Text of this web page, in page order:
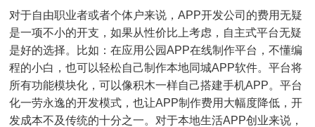
对于自由职业者或者个体户来说，APP开发公司的费用无疑
是一项不小的开支，如果从性价比上考虑，自主式平台无疑
是好的选择。比如：在应用公园APP在线制作平台，不懂编
程的小白，也可以轻松自己制作本地同城APP软件。平台将
所有功能模块化，可以像积木一样自己搭建手机APP。平台
化一劳永逸的开发模式，也让APP制作费用大幅度降低，开
发成本不及传统的十分之一。对于本地生活APP创业来说，